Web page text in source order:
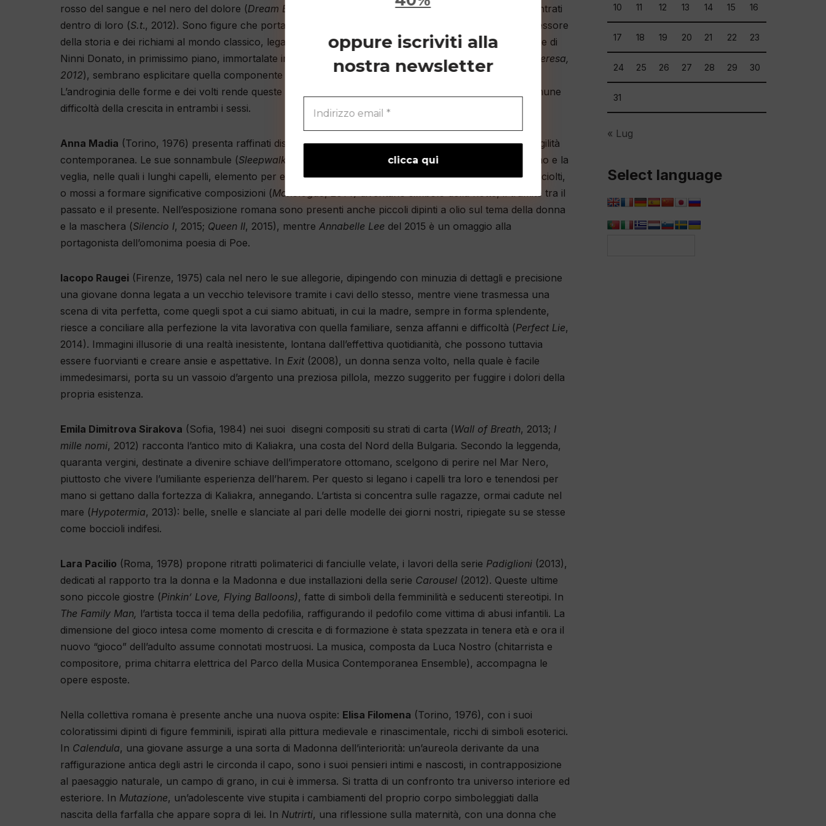
rosso del sangue e nel nero del dolore (Dream Experience
, 2011-2014), immobilizzate da lacci, ormai entrati
dentro di loro (S.t., 2012). Sono figure che portano con sé lo spirito delle terre del Mediterraneo, lo spessore
della storia e dei richiami al mondo classico, legando l’attualità all’inscindibile passato. Le acerbe fanciulle di
Ninni Donato, in primissimo piano, immortalate in scatti in bianco e nero, inglobati nella resina (
Lucia; Teresa,
2012), sembrano esplicitare quella componente maschile che è presente anche nell’animo femminile.
L’androginia delle forme e dei volti rende queste giovani donne simili a ragazzi, quasi a significare la comune
difficoltà della crescita in entrambi i sessi.
Anna Madia (Torino, 1976) presenta raffinati disegni a matita e penna che indagano l’interiorità e la fragilità
contemporanea. Le sue sonnambule (Sleepwalking
, 2014) sono immagini delicate e oniriche, tra il sonno e la
veglia, nelle quali i lunghi capelli, elemento per eccellenza della femminilità e della seduzione, raccolti, sciolti,
o mossi a formare significative composizioni (Monologue, 2014) diventano simbolo della notte, il tramite tra il
passato e il presente. Nell’esposizione romana sono presenti anche piccoli dipinti a olio sul tema della donna
e la maschera (Silencio I, 2015; Queen II, 2015), mentre Annabelle Lee del 2015 è un omaggio alla
portagonista dell’omonima poesia di Poe.
Iacopo Raugei (Firenze, 1975) cala nel nero le sue allegorie, dipingendo con minuzia di dettagli e precisione
una giovane donna legata a un vecchio televisore tramite i cavi dello stesso, mentre viene trasmessa una
scena di vita perfetta, come quegli spot a cui siamo abituati, in cui la madre, sempre in forma splendente,
riesce a conciliare alla perfezione la vita lavorativa con quella familiare, senza affanni e difficoltà (Perfect Lie,
2014). Immagini illusorie di una realtà inesistente, lontana dall’effettiva quotidianità, che possono tuttavia
essere fuorvianti e creare ansie e aspettative. In Exit (2008), un donna senza volto, nella quale è facile
immedesimarsi, porta su un vassoio d’argento una preziosa pillola, mezzo suggerito per fuggire i dolori della
propria esistenza.
Emila Dimitrova Sirakova (Sofia, 1984) nei suoi disegni compositi su strati di carta (Wall of Breath, 2013; I
mille nomi, 2012) racconta l’antico mito di Kaliakra, una costa del Nord della Bulgaria. Secondo la leggenda,
quaranta vergini, destinate a divenire schiave dell’imperatore ottomano, scelgono di perire nel Mar Nero,
piuttosto che vivere l’umiliante esperienza dell’harem. Per questo si legano i capelli tra loro e tenendosi per
mano si gettano dalla fortezza di Kaliakra, annegando. L’artista si concentra sulle ragazze, ormai cadute nel
mare (Hypotermia, 2013): belle, snelle e slanciate al pari delle modelle dei giorni nostri, ripiegate su se stesse
come boccioli indifesi.
Lara Pacilio (Roma, 1978) propone ritratti polimaterici di fanciulle velate, i lavori della serie Padiglioni (2013),
dedicati al rapporto tra la donna e la Madonna e due installazioni della serie Carousel (2012). Queste ultime
sono piccole giostre (Pinkin’ Love, Flying Balloons), fatte di simboli della femminilità e seducenti stereotipi. In
The Family Man, l’artista tocca il tema della pedofilia, raffigurando il pedofilo come vittima di abusi infantili. La
dimensione del gioco intesa come momento di crescita e di formazione è stata spezzata in tenera età e ora il
nuovo “gioco” dell’adulto assume connotati mostruosi. La musica, composta da Luca Nostro (chitarrista e
compositore, prima chitarra elettrica del Parco della Musica Contemporanea Ensemble), accompagna le
opere esposte.
Nella collettiva romana è presente anche una nuova ospite: Elisa Filomena (Torino, 1976), con i suoi
coloratissimi dipinti di figure femminili, ispirati alla pittura medievale e rinascimentale, ricchi di simboli esoterici.
In Calendula, una giovane assurge a una sorta di Madonna dell’interiorità: un’aureola derivante da una
raffigurazione antica degli astri le circonda il capo, sono i suoi pensieri intimi e nascosti, in contrapposizione
al paesaggio naturale, un campo di grano, in cui è immersa. Si tratta di un confronto tra universo interiore ed
esteriore. In Mutazione, un’adolescente vive stupita i cambiamenti del proprio corpo simboleggiati dalla
nascita della farfalla che appare sopra di lei. In Nutrirti, una riflessione sulla maternità, con una donna che
oppure iscriviti alla
nostra newsletter
10 11 12 13 14 15 16
17 18 19 20 21 22 23
24 25 26 27 28 29 30
31
« Lug
Select language